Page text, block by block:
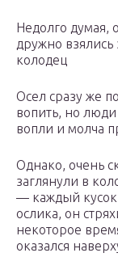
Недолго думая,
дружно взялись
колодец
Осел сразу же
вопить, но
вопли и молча
Однако, очень
заглянули в
— каждый кусок
ослика, он
некоторое
оказался